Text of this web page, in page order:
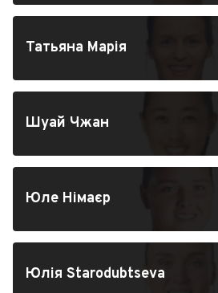
Татьяна Марія
Шуай Чжан
Юле Німаєр
Юлія Starodubtseva